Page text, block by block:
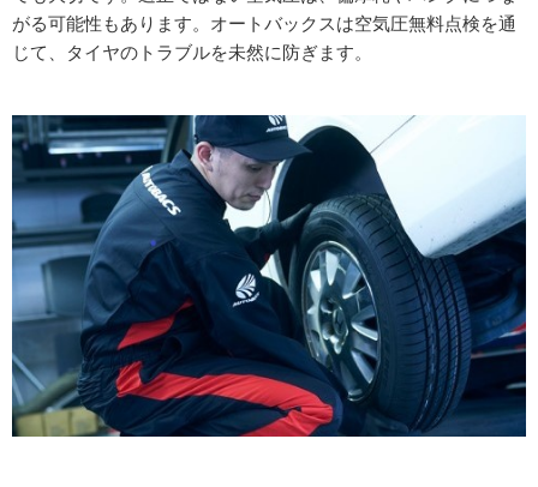
がる可能性もあります。オートバックスは空気圧無料点検を通
じて、タイヤのトラブルを未然に防ぎます。